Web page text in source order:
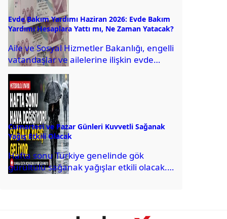
Evde Bakım Yardımı Haziran 2026: Evde Bakım
Yardımı Hesaplara Yattı mı, Ne Zaman Yatacak?
Aile ve Sosyal Hizmetler Bakanlığı, engelli
vatandaşlar ve ailelerine ilişkin evde
bakım yardımı doğrultusunda bu ay
ödemelerin hesaplara...
Cumartesi ve Pazar Günleri Kuvvetli Sağanak
Yağış Etkili Olacak
Hafta sonu Türkiye genelinde gök
gürültülü sağanak yağışlar etkili olacak.